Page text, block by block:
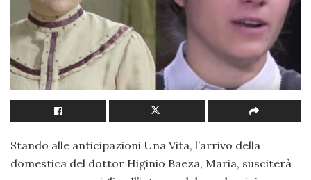
Stando alle anticipazioni Una Vita, l’arrivo della
domestica del dottor Higinio Baeza, Maria, susciterà